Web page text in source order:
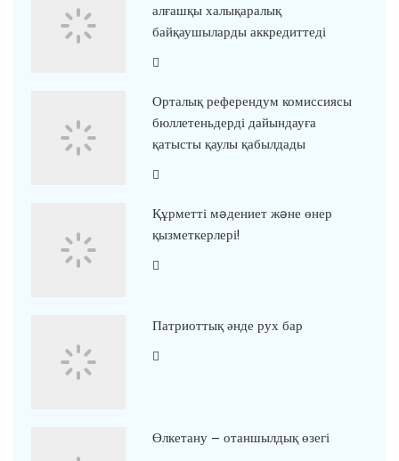
алғашқы халықаралық
байқаушыларды аккредиттеді
Орталық референдум комиссиясы
бюллетеньдерді дайындауға
қатысты қаулы қабылдады
Құрметті мəдениет жəне өнер
қызметкерлері!
Патриоттық әнде рух бар
Өлкетану – отаншылдық өзегі